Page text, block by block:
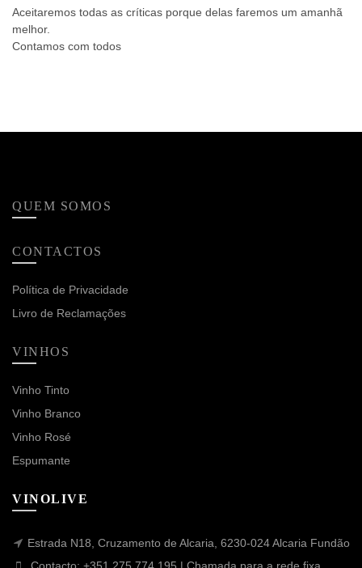
Aceitaremos todas as críticas porque delas faremos um amanhã
melhor.
Contamos com todos
QUEM SOMOS
CONTACTOS
Política de Privacidade
Livro de Reclamações
VINHOS
Vinho Tinto
Vinho Branco
Vinho Rosé
Espumante
VINOLIVE
Estrada N18, Cruzamento de Alcaria, 6230-024 Alcaria Fundão